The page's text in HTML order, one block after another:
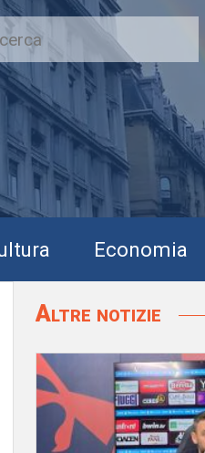
Economia
Altre notizie